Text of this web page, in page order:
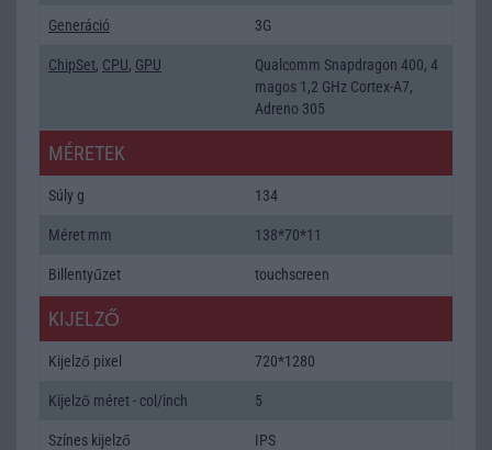
Generáció 3G
ChipSet, CPU, GPU
Qualcomm Snapdragon 400, 4
magos 1,2 GHz Cortex-A7,
Adreno 305
MÉRETEK
Súly g 134
Méret mm 138*70*11
Billentyűzet touchscreen
KIJELZŐ
Kijelző pixel 720*1280
Kijelző méret - col/inch 5
Színes kijelző IPS